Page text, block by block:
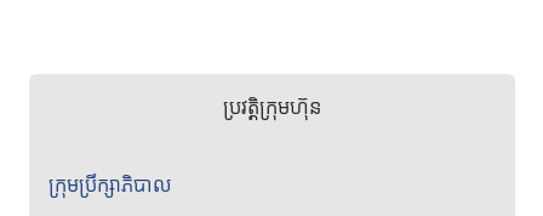
ប្រវត្តិក្រុមហ៊ុន
ក្រុមប្រឹក្សាភិបាល